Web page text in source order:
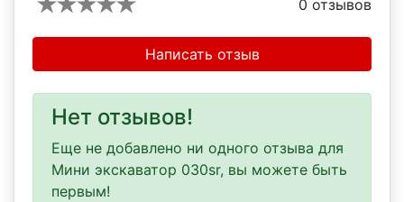
0 отзывов
Написать отзыв
Нет отзывов!
Еще не добавлено ни одного отзыва для
Мини экскаватор 030sr, вы можете быть
первым!